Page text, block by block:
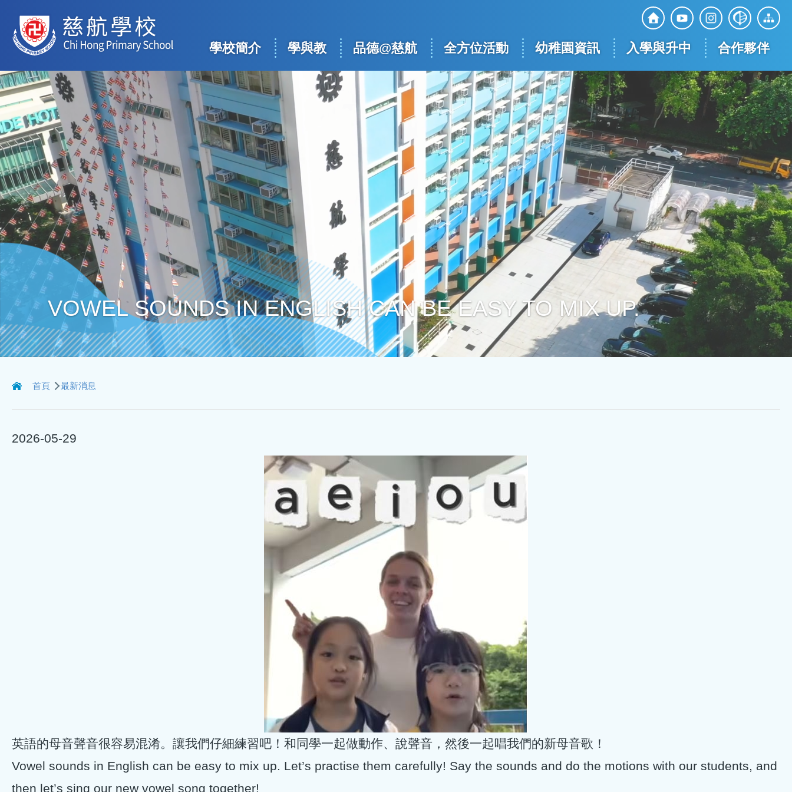
Top
Social
Media
Main
navigation
學校簡介 學與教 品德@慈航 全方位活動 幼稚園資訊 入學與升中 合作夥伴
VOWEL SOUNDS IN ENGLISH CAN BE EASY TO MIX UP.
航
結
首頁 最新消息
2026-05-29
英語的母音聲音很容易混淆。讓我們仔細練習吧！和同學一起做動作、說聲音，然後一起唱我們的新母音歌！
Vowel sounds in English can be easy to mix up. Let’s practise them carefully! Say the sounds and do the motions with our students, and
then let’s sing our new vowel song together!